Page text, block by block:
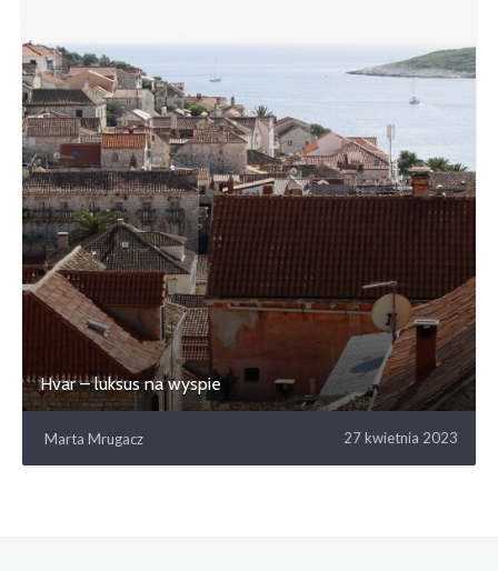
Hvar – luksus na wyspie
Marta Mrugacz 27 kwietnia 2023